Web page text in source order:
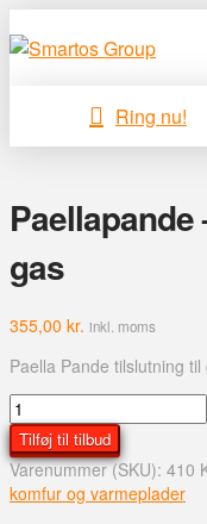
Ring nu!
gas
355,00 kr. inkl. moms
Paella Pande tilslutning til
Paellapande
-
tilslutning
til
gas
Tilføj til tilbud
Varenummer (SKU): 410
komfur og varmeplader